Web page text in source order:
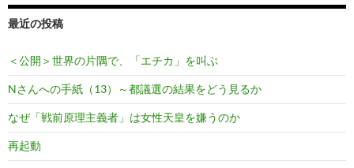
最近の投稿
＜公開＞世界の片隅で、「エチカ」を叫ぶ
Nさんへの手紙（13）～都議選の結果をどう見るか
なぜ「戦前原理主義者」は女性天皇を嫌うのか
再起動